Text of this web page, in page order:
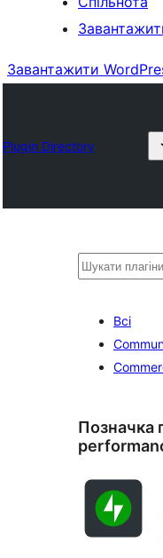
Завантажити
Plugin Directory
Пошук
Всі
Позначка